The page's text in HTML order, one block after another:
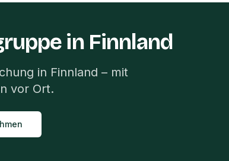
in Finnland
in Finnland – mit
vor Ort.